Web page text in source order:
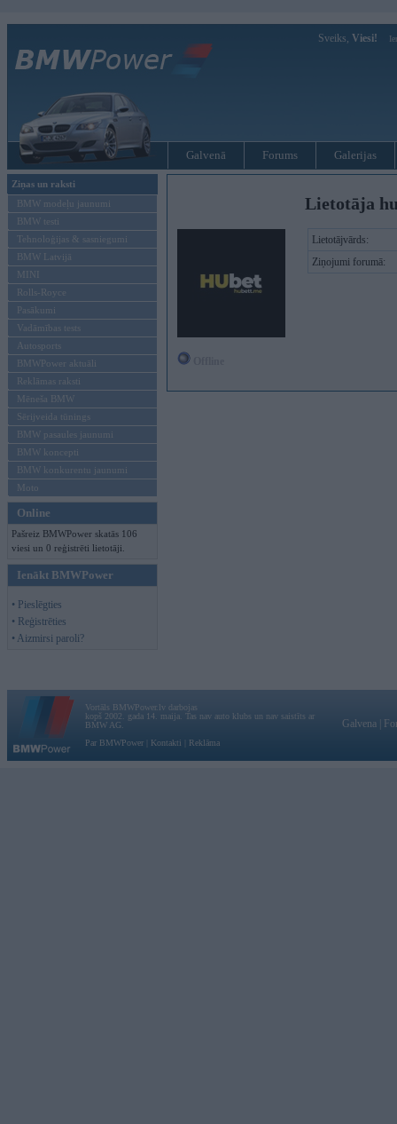
Sveiks, Viesi!
Galvenā Forums Galerijas
Ziņas un raksti
BMW modeļu jaunumi
BMW testi
Tehnoloģijas & sasniegumi
BMW Latvijā
MINI
Rolls-Royce
Pasākumi
Vadāmības tests
Autosports
BMWPower aktuāli
Reklāmas raksti
Mēneša BMW
Sērijveida tūnings
BMW pasaules jaunumi
BMW koncepti
BMW konkurentu jaunumi
Moto
Online
Pašreiz BMWPower skatās 106
viesi un 0 reģistrēti lietotāji.
Ienākt BMWPower
• Pieslēgties
• Reģistrēties
• Aizmirsi paroli?
Lietotāja
Lietotājvārds:
Ziņojumi forumā:
Vortāls BMWPower.lv darbojas
kopš 2002. gada 14. maija. Tas nav auto klubs un nav saistīts ar
BMW AG.
Par BMWPower
Kontakti Reklāma
Galvena